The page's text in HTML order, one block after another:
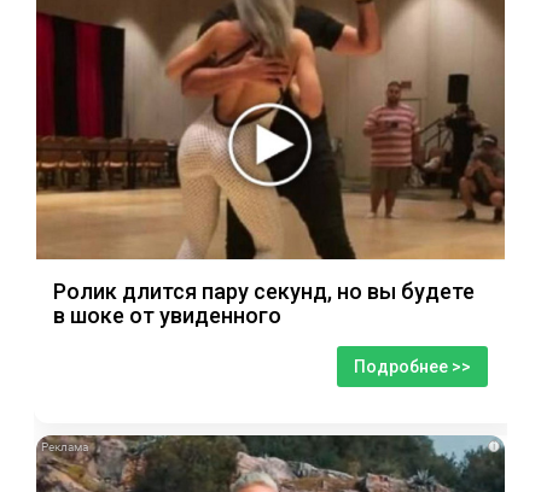
Ролик длится пару секунд, но вы будете
в шоке от увиденного
Подробнее >>
i